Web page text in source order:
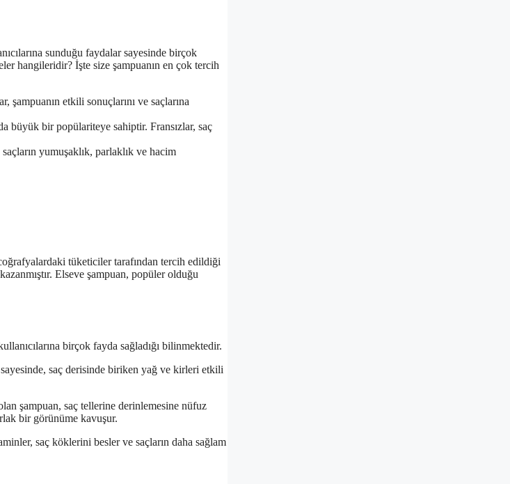
sunduğu faydalar sayesinde birçok
hangileridir? İşte size şampuanın en çok tercih
etkili sonuçlarını ve saçlarına
büyük bir popülariteye sahiptir. Fransızlar, saç
yumuşaklık, parlaklık ve hacim
tüketiciler tarafından tercih edildiği
Elseve şampuan, popüler olduğu
birçok fayda sağladığı bilinmektedir.
saç derisinde biriken yağ ve kirleri etkili
şampuan, saç tellerine derinlemesine nüfuz
bir görünüme kavuşur.
saç köklerini besler ve saçların daha sağlam